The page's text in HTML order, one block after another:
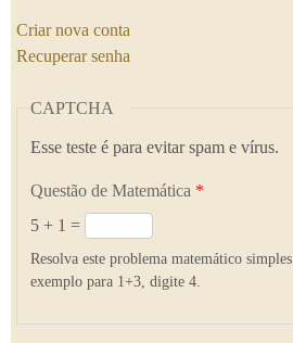
Criar nova conta
Recuperar senha
CAPTCHA
Esse teste é para evitar spam e vírus.
Questão de Matemática *
5 + 1 =
Resolva este problema matemático
exemplo para 1+3, digite 4.